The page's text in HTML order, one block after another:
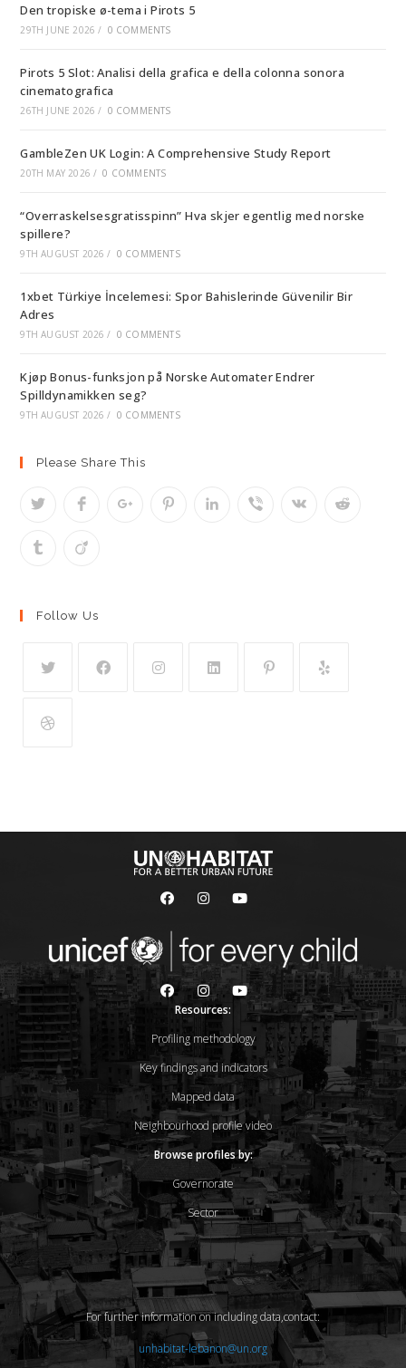
Den tropiske ø-tema i Pirots 5
29TH JUNE 2026 / 0 COMMENTS
Pirots 5 Slot: Analisi della grafica e della colonna sonora
cinematografica
26TH JUNE 2026 / 0 COMMENTS
GambleZen UK Login: A Comprehensive Study Report
20TH MAY 2026 / 0 COMMENTS
“Overraskelsesgratisspinn” Hva skjer egentlig med norske
spillere?
9TH AUGUST 2026 / 0 COMMENTS
1xbet Türkiye İncelemesi: Spor Bahislerinde Güvenilir Bir
Adres
9TH AUGUST 2026 / 0 COMMENTS
Kjøp Bonus-funksjon på Norske Automater Endrer
Spilldynamikken seg?
9TH AUGUST 2026 / 0 COMMENTS
Please Share This
Follow Us
Resources:
Profiling methodology
Key findings and indicators
Mapped data
Neighbourhood profile video
Browse profiles by:
Governorate
Sector
For further information on including data,contact:
unhabitat-lebanon@un.org